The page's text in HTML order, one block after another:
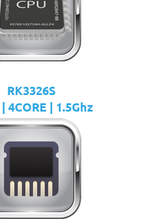
RK3326S
4CORE | 1.5Ghz